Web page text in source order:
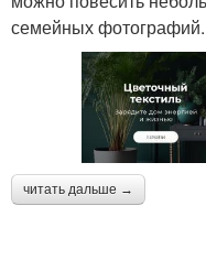
семейных фотографий.
читать дальше →